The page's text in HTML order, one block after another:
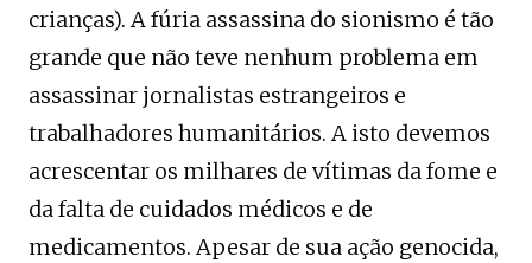
crianças). A fúria assassina do sionismo é tão
grande que não teve nenhum problema em
assassinar jornalistas estrangeiros e
trabalhadores humanitários. A isto devemos
acrescentar os milhares de vítimas da fome e
da falta de cuidados médicos e de
medicamentos. Apesar de sua ação genocida,